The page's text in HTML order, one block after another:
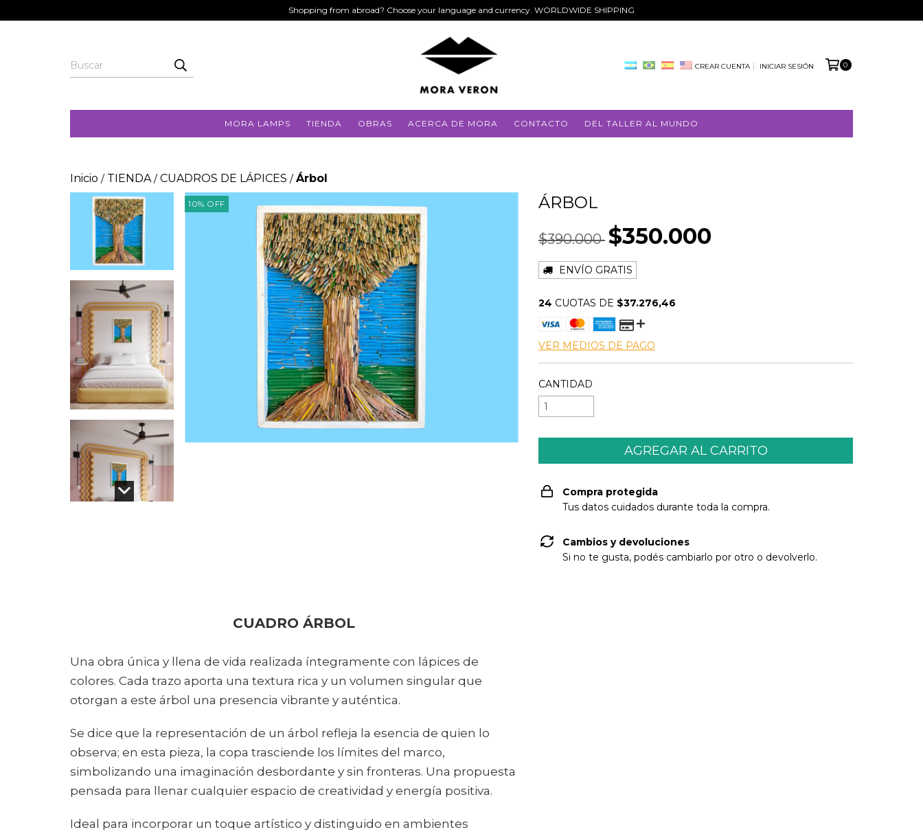
Shopping from abroad? Choose your language and currency. WORLDWIDE SHIPPING
CREAR CUENTA INICIAR SESIÓN 0
MORA LAMPS TIENDA OBRAS ACERCA DE MORA CONTACTO DEL TALLER AL MUNDO
Inicio / TIENDA / CUADROS DE LÁPICES / Árbol
10% OFF
CUADRO ÁRBOL
Una obra única y llena de vida realizada íntegramente con lápices de
colores. Cada trazo aporta una textura rica y un volumen singular que
otorgan a este árbol una presencia vibrante y auténtica.
Se dice que la representación de un árbol refleja la esencia de quien lo
observa; en esta pieza, la copa trasciende los límites del marco,
simbolizando una imaginación desbordante y sin fronteras. Una propuesta
pensada para llenar cualquier espacio de creatividad y energía positiva.
Ideal para incorporar un toque artístico y distinguido en ambientes
ÁRBOL
$390.000 $350.000
ENVÍO GRATIS
24 CUOTAS DE $37.276,46
VER MEDIOS DE PAGO
CANTIDAD
Compra protegida
Tus datos cuidados durante toda la compra.
Cambios y devoluciones
Si no te gusta, podés cambiarlo por otro o devolverlo.